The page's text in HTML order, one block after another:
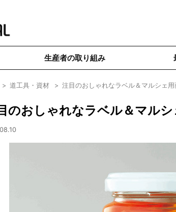
生産者の取り組み
道工具・資材 注目のおしゃれなラベル＆マルシェ用
のおしゃれなラベル＆マル